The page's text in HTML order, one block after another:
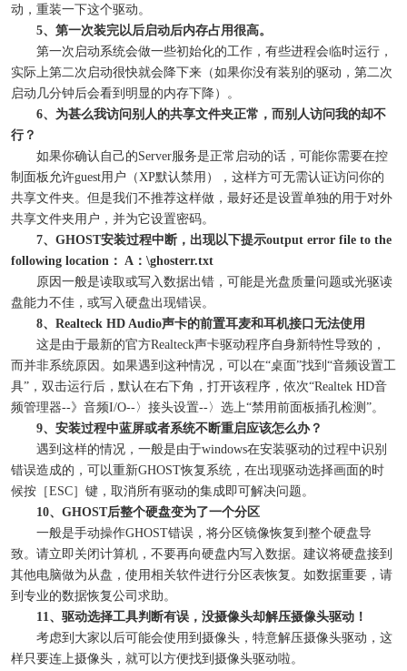
动，重装一下这个驱动。
5、第一次装完以后启动后内存占用很高。
第一次启动系统会做一些初始化的工作，有些进程会临时运行，
实际上第二次启动很快就会降下来（如果你没有装别的驱动，第二次
启动几分钟后会看到明显的内存下降）。
6、为甚么我访问别人的共享文件夹正常，而别人访问我的却不
行？
如果你确认自己的Server服务是正常启动的话，可能你需要在控
制面板允许guest用户（XP默认禁用），这样方可无需认证访问你的
共享文件夹。但是我们不推荐这样做，最好还是设置单独的用于对外
共享文件夹用户，并为它设置密码。
7、GHOST安装过程中断，出现以下提示output error file to the
following location： A：\ghosterr.txt
原因一般是读取或写入数据出错，可能是光盘质量问题或光驱读
盘能力不佳，或写入硬盘出现错误。
8、Realteck HD Audio声卡的前置耳麦和耳机接口无法使用
这是由于最新的官方Realteck声卡驱动程序自身新特性导致的，
而并非系统原因。如果遇到这种情况，可以在“桌面”找到“音频设置工
具”，双击运行后，默认在右下角，打开该程序，依次“Realtek HD音
频管理器--》音频I/O--〉接头设置--〉选上“禁用前面板插孔检测”。
9、安装过程中蓝屏或者系统不断重启应该怎么办？
遇到这样的情况，一般是由于windows在安装驱动的过程中识别
错误造成的，可以重新GHOST恢复系统，在出现驱动选择画面的时
候按［ESC］键，取消所有驱动的集成即可解决问题。
10、GHOST后整个硬盘变为了一个分区
一般是手动操作GHOST错误，将分区镜像恢复到整个硬盘导
致。请立即关闭计算机，不要再向硬盘内写入数据。建议将硬盘接到
其他电脑做为从盘，使用相关软件进行分区表恢复。如数据重要，请
到专业的数据恢复公司求助。
11、驱动选择工具判断有误，没摄像头却解压摄像头驱动！
考虑到大家以后可能会使用到摄像头，特意解压摄像头驱动，这
样只要连上摄像头，就可以方便找到摄像头驱动啦。